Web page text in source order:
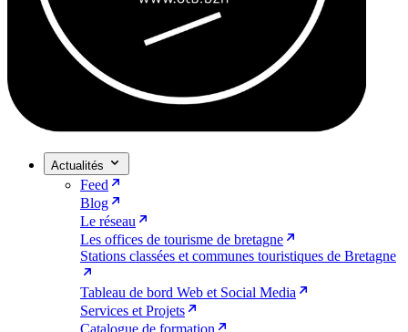
Actualités
Feed
Blog
Le réseau
Les offices de tourisme de bretagne
Stations classées et communes touristiques de Bretagne
Tableau de bord Web et Social Media
Services et Projets
Catalogue de formation